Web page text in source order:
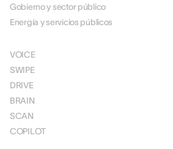
Gobierno y sector público
Energía y servicios públicos
VOICE
SWIPE
DRIVE
BRAIN
SCAN
COPILOT